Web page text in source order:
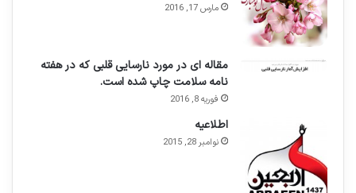
مارس 17, 2016
مقاله ای در مورد نارسایی قلبی که در هفته
نامه سلامت چاپ شده است.
فوریه 8, 2016
اطلاعيه
نوامبر 28, 2015